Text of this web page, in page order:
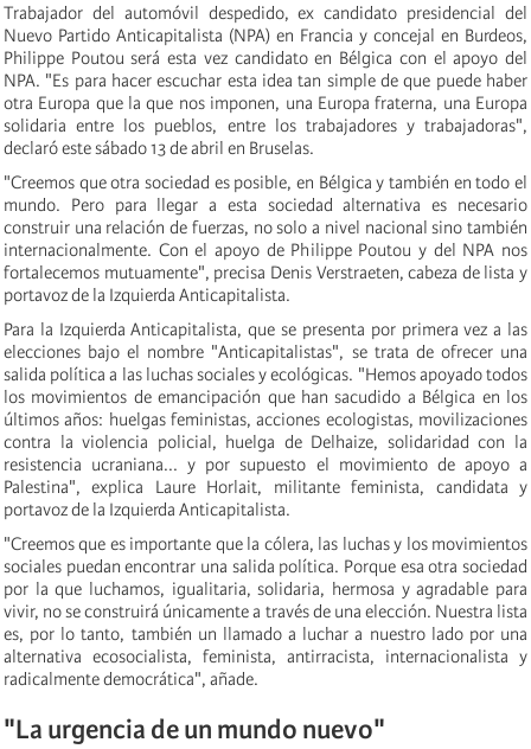
Trabajador del automóvil despedido, ex candidato presidencial del
Nuevo Partido Anticapitalista (NPA) en Francia y concejal en Burdeos,
Philippe Poutou será esta vez candidato en Bélgica con el apoyo del
NPA. "Es para hacer escuchar esta idea tan simple de que puede haber
otra Europa que la que nos imponen, una Europa fraterna, una Europa
solidaria entre los pueblos, entre los trabajadores y trabajadoras",
declaró este sábado 13 de abril en Bruselas.
"Creemos que otra sociedad es posible, en Bélgica y también en todo el
mundo. Pero para llegar a esta sociedad alternativa es necesario
construir una relación de fuerzas, no solo a nivel nacional sino también
internacionalmente. Con el apoyo de Philippe Poutou y del NPA nos
fortalecemos mutuamente", precisa Denis Verstraeten, cabeza de lista y
portavoz de la Izquierda Anticapitalista.
Para la Izquierda Anticapitalista, que se presenta por primera vez a las
elecciones bajo el nombre "Anticapitalistas", se trata de ofrecer una
salida política a las luchas sociales y ecológicas. "Hemos apoyado todos
los movimientos de emancipación que han sacudido a Bélgica en los
últimos años: huelgas feministas, acciones ecologistas, movilizaciones
contra la violencia policial, huelga de Delhaize, solidaridad con la
resistencia ucraniana... y por supuesto el movimiento de apoyo a
Palestina", explica Laure Horlait, militante feminista, candidata y
portavoz de la Izquierda Anticapitalista.
"Creemos que es importante que la cólera, las luchas y los movimientos
sociales puedan encontrar una salida política. Porque esa otra sociedad
por la que luchamos, igualitaria, solidaria, hermosa y agradable para
vivir, no se construirá únicamente a través de una elección. Nuestra lista
es, por lo tanto, también un llamado a luchar a nuestro lado por una
alternativa ecosocialista, feminista, antirracista, internacionalista y
radicalmente democrática", añade.
"La urgencia de un mundo nuevo"